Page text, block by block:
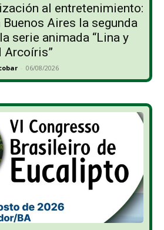
al entretenimiento:
Buenos Aires la segunda
serie animada “Lina y
Arcoíris”
- 06/08/2026